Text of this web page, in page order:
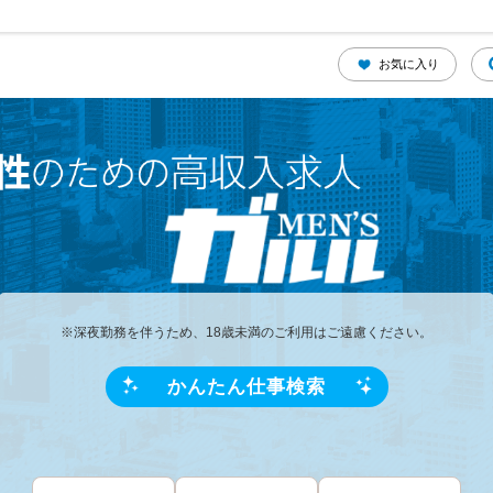
お気に入り
※深夜勤務を伴うため、18歳未満のご利用はご遠慮ください。
かんたん仕事検索